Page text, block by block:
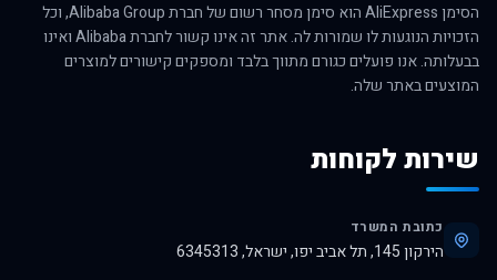
הסימן AliExpress הוא סימן מסחר רשום של חברת Alibaba Group, וכל
הזכויות הנוגעות לו שמורות לה. אתר זה אינו קשור לחברת Alibaba ואינו
בבעלותה. אנו פועלים כגורם מתווך בלבד ומספקים קישורים למוצרים
המוצעים באתר שלה.
שירות לקוחות
כתובת המשרד
הירקון 145, תל אביב יפו, ישראל, 6345313